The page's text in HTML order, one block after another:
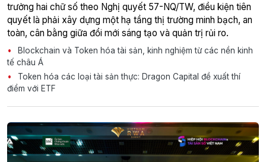
trưởng hai chữ số theo Nghị quyết 57-NQ/TW, điều kiện tiên
quyết là phải xây dựng một hạ tầng thị trường minh bạch, an
toàn, cân bằng giữa đổi mới sáng tạo và quản trị rủi ro.
Blockchain và Token hóa tài sản, kinh nghiệm từ các nền kinh
tế châu Á
Token hóa các loại tài sản thực: Dragon Capital đề xuất thí
điểm với ETF